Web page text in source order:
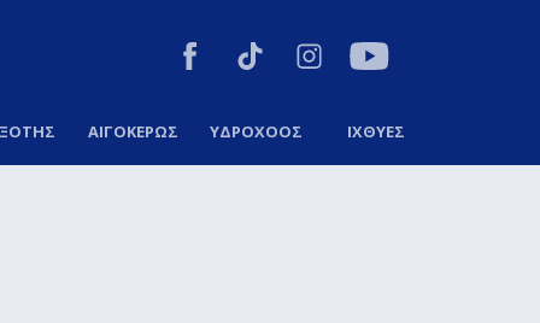
ΑΙΓΟΚΕΡΩΣ ΥΔΡΟΧΟΟΣ ΙΧΘΥΕΣ